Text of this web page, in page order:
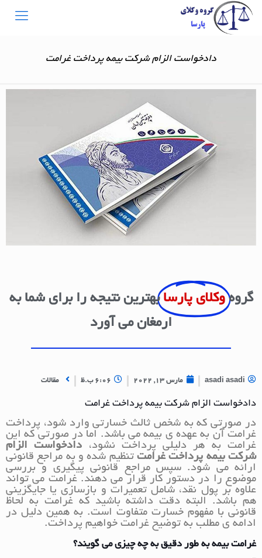
دادخواست الزام شرکت بیمه پرداخت غرامت
گروه وکلای پارسا بهترین نتیجه را برای شما به
ارمغان می آورد
asadi asadi مارس 13, 2022 6:06 ب.ظ مقالات
دادخواست الزام شرکت بیمه پرداخت غرامت
در صورتی که به شخص ثالث خسارتی وارد شود، پرداخت
غرامت آن به عهده ی بیمه می باشد. اما در صورتی که این
غرامت به هر دلیلی پرداخت نشود، دادخواست الزام
شرکت بیمه پرداخت غرامت تنظیم شده و به مراجع قانونی
ارائه می شود. سپس مراجع قانونی پیگیری و بررسی
موضوع را در دستور کار قرار می دهند. غرامت می تواند
علاوه بر پول نقد، شامل تعمیرات و بازسازی یا جایگزینی
هم باشد. البته دقت داشته باشید که غرامت به لحاظ
قانونی با مفهوم خسارت متفاوت است. به همین دلیل در
ادامه ی مطلب به توضیح غرامت خواهیم پرداخت.
غرامت بیمه به طور دقیق به چه چیزی می گویند؟